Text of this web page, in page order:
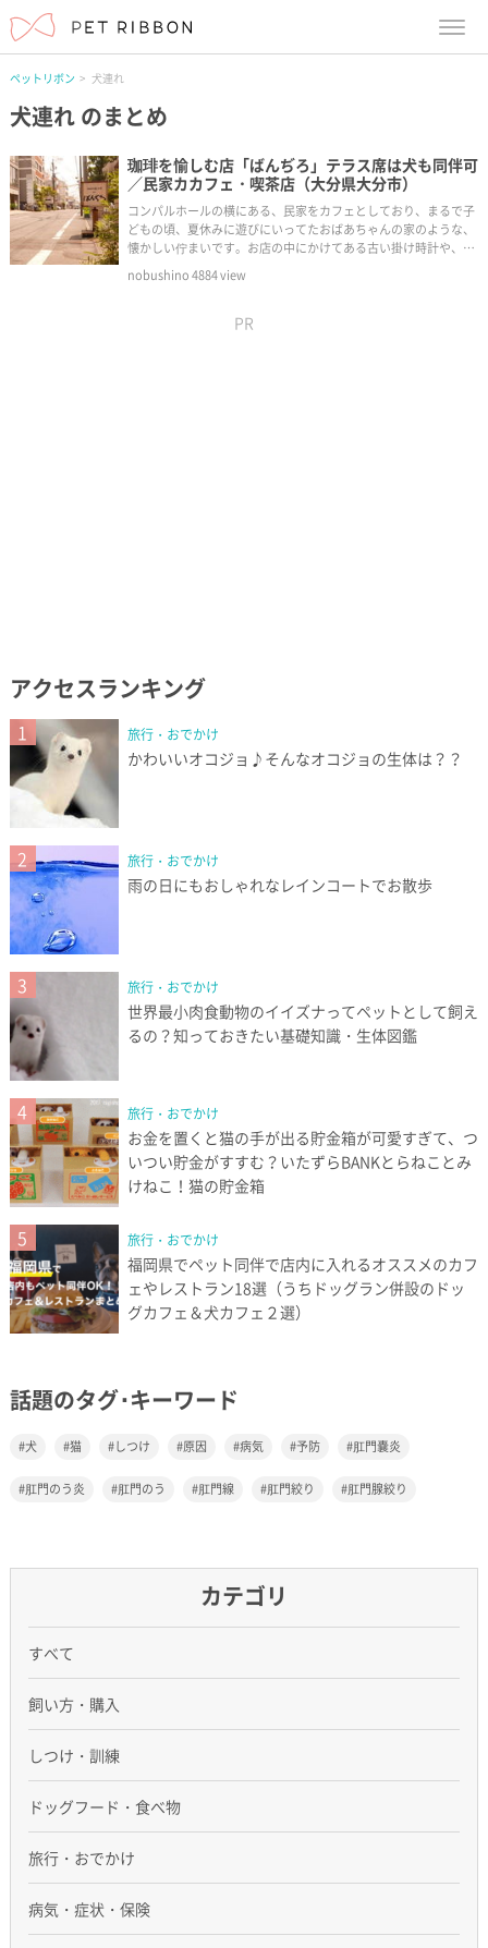
ペットリボン 犬連れ
犬連れのまとめ
珈琲を愉しむ店「ばんぢろ」テラス席は犬も同伴可
／民家カカフェ・喫茶店（大分県大分市）
コンパルホールの横にある、民家をカフェとしており、まるで子
どもの頃、夏休みに遊びにいってたおばあちゃんの家のような、
懐かしい佇まいです。お店の中にかけてある古い掛け時計や、ち
ゃぶだい、漫画の宝庫。店主の二宮さんもゆったりとした雰囲気
を出しており、静かに本を読みたいな〜なんてときにおすすめで
nobushino4884view
PR
アクセスランキング
1 旅行・おでかけ
かわいいオコジョ♪そんなオコジョの生体は？？
2 旅行・おでかけ
雨の日にもおしゃれなレインコートでお散歩
3 旅行・おでかけ
世界最小肉食動物のイイズナってペットとして飼え
るの？知っておきたい基礎知識・生体図鑑
4 旅行・おでかけ
お金を置くと猫の手が出る貯金箱が可愛すぎて、つ
いつい貯金がすすむ？いたずらBANKとらねことみ
けねこ！猫の貯金箱
5 旅行・おでかけ
福岡県でペット同伴で店内に入れるオススメのカフ
ェやレストラン18選（うちドッグラン併設のドッ
グカフェ＆犬カフェ２選）
話題のタグ･キーワード
犬 猫 しつけ 原因 病気 予防 肛門嚢炎
肛門のう炎 肛門のう 肛門線 肛門絞り 肛門腺絞り
カテゴリ
すべて
飼い方・購入
しつけ・訓練
ドッグフード・食べ物
旅行・おでかけ
病気・症状・保険